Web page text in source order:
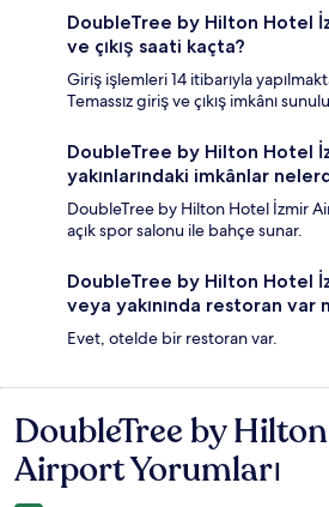
DoubleTree by Hilton Hotel
ve çıkış saati kaçta?
Giriş işlemleri 14 itibarıyla
Temassız giriş ve çıkış imkânı
DoubleTree by Hilton Hotel
yakınlarındaki imkânlar
DoubleTree by Hilton Hotel İzmir
açık spor salonu ile bahçe sunar.
DoubleTree by Hilton Hotel
veya yakınında restoran var
Evet, otelde bir restoran var.
Yorumlar
DoubleTree by
Airport Yorumları